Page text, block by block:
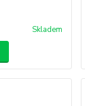
Skladem